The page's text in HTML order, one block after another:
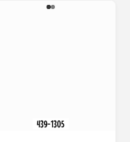
439-1305